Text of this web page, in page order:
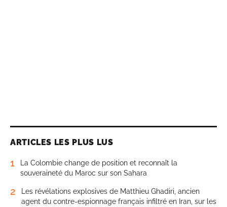
ARTICLES LES PLUS LUS
1
La Colombie change de position et reconnaît la
souveraineté du Maroc sur son Sahara
2
Les révélations explosives de Matthieu Ghadiri, ancien
agent du contre-espionnage français infiltré en Iran, sur les